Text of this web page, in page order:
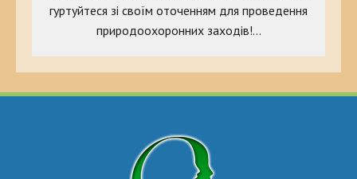
гуртуйтеся зі своїм оточенням для проведення
природоохоронних заходів!…